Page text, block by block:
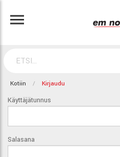
Kotiin Kirjaudu
Käyttäjätunnus
Salasana